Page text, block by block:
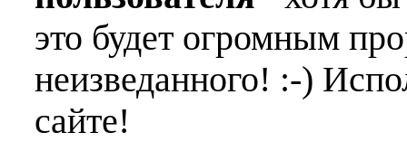
это будет огромным
неизведанного! :-)
сайте!